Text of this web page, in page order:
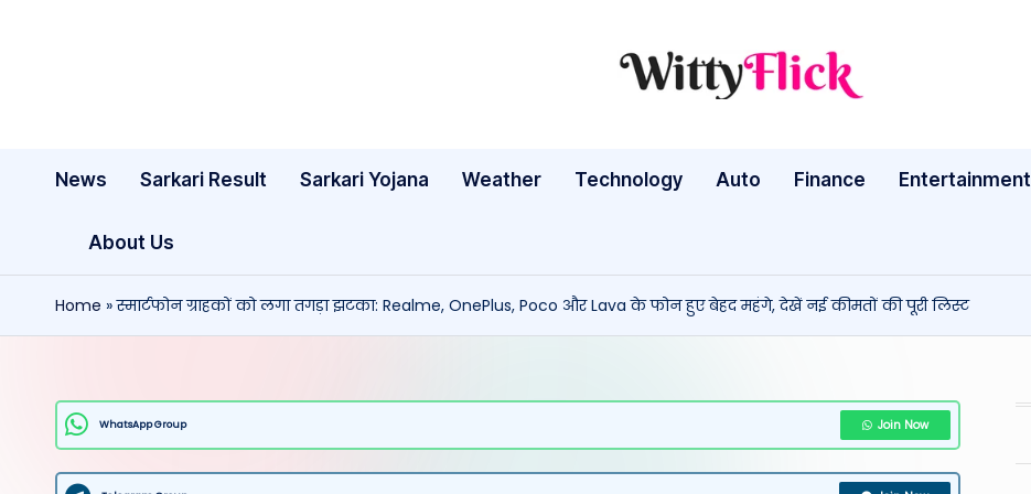
W
ty
ic
k:
te
WittyFlick:
Tech
Around
News Sarkari Result Sarkari Yojana Weather Technology Auto Finance Entertainment
About Us
Home »स्मार्टफोन ग्राहकों को लगा तगड़ा झटका: Realme, OnePlus, Poco और Lava के फोन हुए बेहद महंगे, देखें नई कीमतों की पूरी लिस्ट
WhatsApp Group Join Now